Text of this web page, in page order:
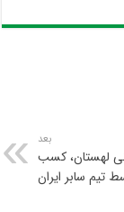
بعد
لهستان، کسب
تیم سابر ایران